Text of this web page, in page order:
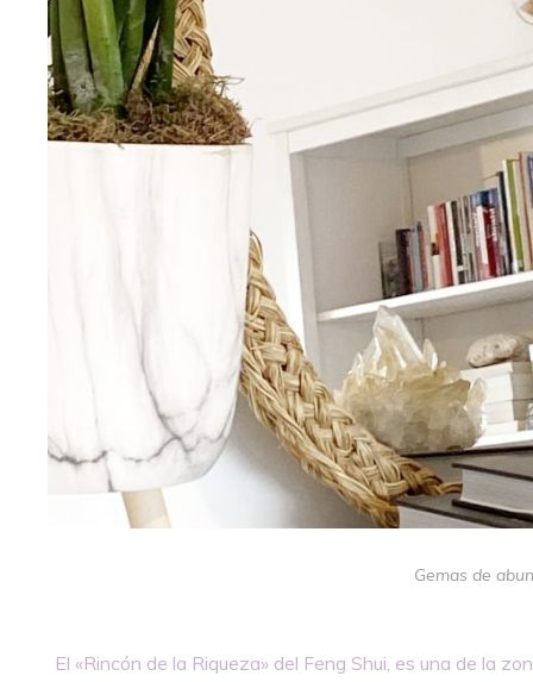
Gemas de
El «Rincón de la Riqueza» del Feng Shui, es una de la